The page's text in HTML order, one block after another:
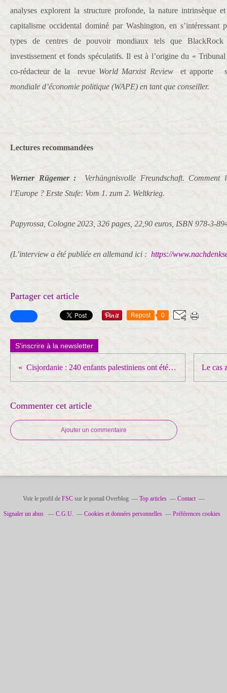
analyses explorent la structure profonde, la nature intrinsèque
capitalisme occidental dominé par Washington, en s’intéressant
types de centres de pouvoir mondiaux tels que
investissement et fonds spéculatifs. Il est à l’origine du «
co-rédacteur de la revue World Marxist Reviewet apporte
mondiale d’économie politique (WAPE) en tant que conseiller.
Lectures recommandées
Werner Rügemer : Verhängnisvolle Freundschaft. Comment
l’Europe ? Erste Stufe: Vom 1. zum 2. Weltkrieg.
Papyrossa, Cologne 2023, 326 pages, 22,90 euros, ISBN 978-3-
(L’interview a été publiée en allemand ici : https://
Partager cet article
Repost 0
S'inscrire à la newsletter
Cisjordanie : 240 enfants palestiniens ont été tués par l’armée et les colons israéliens en moins de 3 ans, selon l’ONG B’Tselem
Commenter cet article
Ajouter un commentaire
Voir le profil de FSCsur le portail Overblog Top articles Contact
Signaler un abus C.G.U. Cookies et données personnelles Préférences cookies